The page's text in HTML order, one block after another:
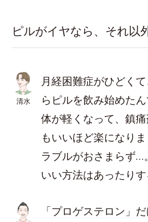
ピルがイヤなら、それ以
清水
月経困難症がひどく
らピルを飲み始めた
体が軽くなって、鎮
もいいほど楽になり
ラブルがおさまらず
いい方法はあったり
「プロゲステロン」